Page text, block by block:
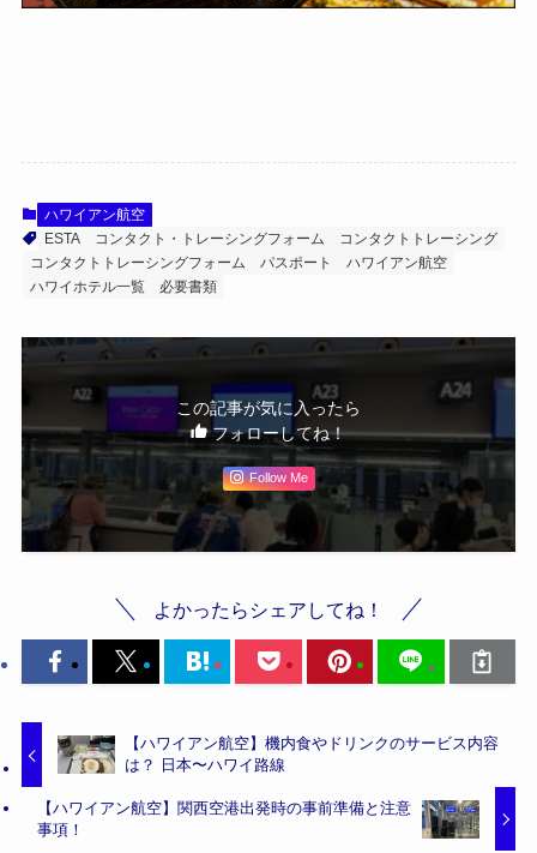
ハワイアン航空
ESTA
コンタクト・トレーシングフォーム
コンタクトトレーシング
コンタクトトレーシングフォーム
パスポート
ハワイアン航空
ハワイホテル一覧
必要書類
この記事が気に入ったら
フォローしてね！
Follow Me
よかったらシェアしてね！
【ハワイアン航空】機内食やドリンクのサービス内容
は？ 日本〜ハワイ路線
【ハワイアン航空】関西空港出発時の事前準備と注意
事項！